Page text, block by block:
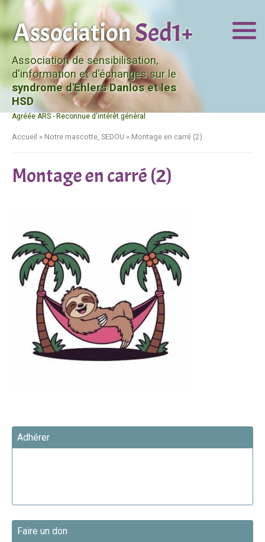
Association de sensibilisation,
d'information et d'échanges sur le
syndrome d'Ehlers Danlos et les
HSD
Agréée ARS - Reconnue d'intérêt général
Accueil » Notre mascotte, SEDOU » Montage en carré (2)
Montage en carré (2)
Adhérer
Faire un don